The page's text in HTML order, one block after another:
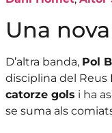
Una
D’altra banda, Pol
disciplina del Reus
catorze gols i ha
se suma als